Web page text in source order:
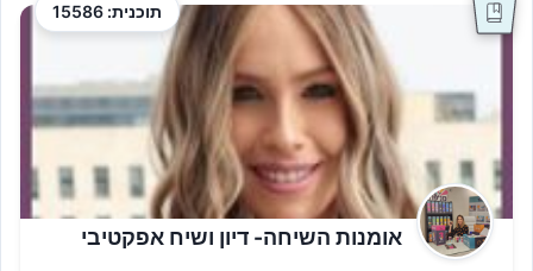
תוכנית: 15586
אומנות השיחה- דיון ושיח אפקטיבי